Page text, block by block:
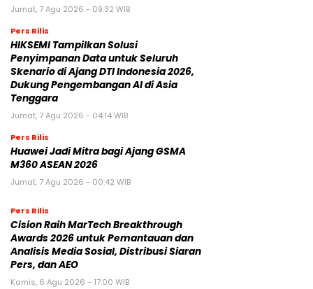
Jumat, 7 Agu 2026 - 09:32 WIB
Pers Rilis
HIKSEMI Tampilkan Solusi
Penyimpanan Data untuk Seluruh
Skenario di Ajang DTI Indonesia 2026,
Dukung Pengembangan AI di Asia
Tenggara
Jumat, 7 Agu 2026 - 04:14 WIB
Pers Rilis
Huawei Jadi Mitra bagi Ajang GSMA
M360 ASEAN 2026
Jumat, 7 Agu 2026 - 00:42 WIB
Pers Rilis
Cision Raih MarTech Breakthrough
Awards 2026 untuk Pemantauan dan
Analisis Media Sosial, Distribusi Siaran
Pers, dan AEO
Kamis, 6 Agu 2026 - 17:00 WIB